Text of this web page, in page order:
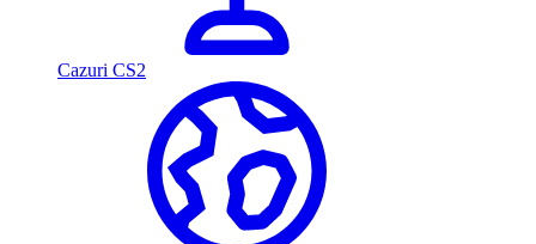
Cazuri CS2